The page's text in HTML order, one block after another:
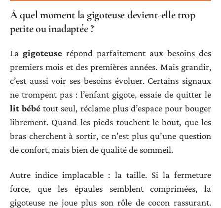
À quel moment la gigoteuse devient-elle trop
petite ou inadaptée ?
La gigoteuse répond parfaitement aux besoins des
premiers mois et des premières années. Mais grandir,
c’est aussi voir ses besoins évoluer. Certains signaux
ne trompent pas : l’enfant gigote, essaie de quitter le
lit bébé tout seul, réclame plus d’espace pour bouger
librement. Quand les pieds touchent le bout, que les
bras cherchent à sortir, ce n’est plus qu’une question
de confort, mais bien de qualité de sommeil.
Autre indice implacable : la taille. Si la fermeture
force, que les épaules semblent comprimées, la
gigoteuse ne joue plus son rôle de cocon rassurant.